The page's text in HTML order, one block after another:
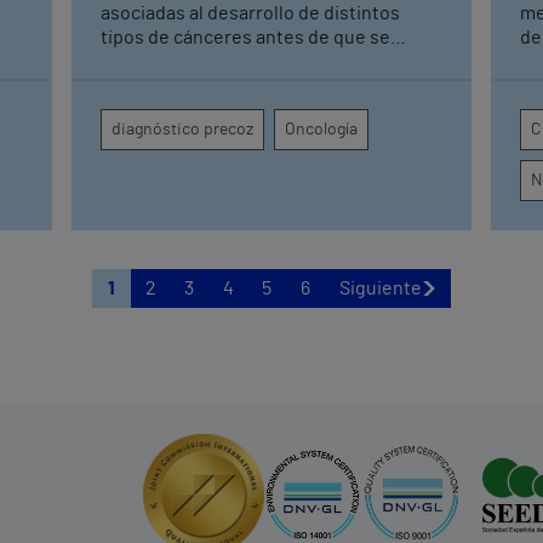
asociadas al desarrollo de distintos
tipos de cánceres antes de que se
curación y mejorar los resultados
terapéuticos mediante tratamientos
diagnóstico precoz Oncología
1 2 3 4 5 6 Siguiente